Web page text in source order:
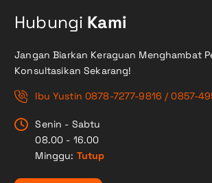
Hubungi Kami
Jangan Biarkan Keraguan Menghambat
Konsultasikan Sekarang!
Ibu Yustin 0878-7277-9816 / 0857-
Senin - Sabtu
08.00 - 16.00
Minggu: Tutup